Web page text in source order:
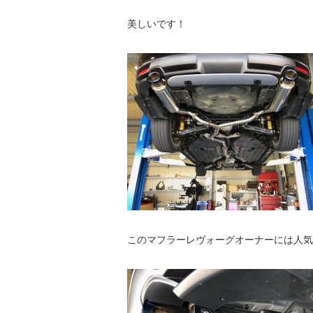
美しいです！
このマフラーレヴォーグオーナーには人